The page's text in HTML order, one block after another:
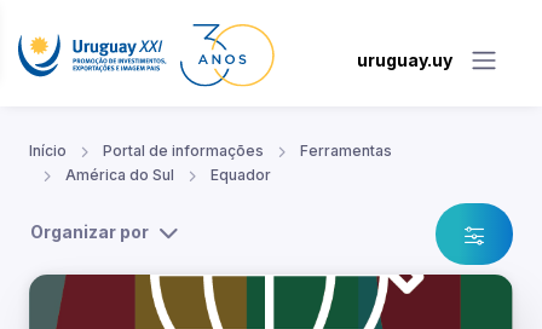
uruguay.uy
Início Portal de informações
Ferramentas
América do Sul
Equador
Organizar por